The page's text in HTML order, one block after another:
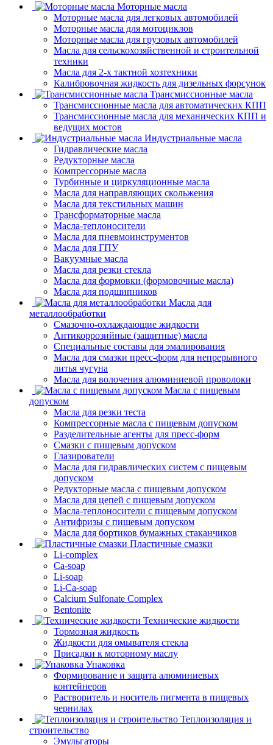
Моторные масла
Моторные масла для легковых автомобилей
Моторные масла для мотоциклов
Моторные масла для грузовых автомобилей
Масла для сельскохозяйственной и строительной
техники
Масла для 2-х тактной хозтехники
Калибровочная жидкость для дизельных форсунок
Трансмиссионные масла
Трансмиссионные масла для автоматических КПП
Трансмиссионные масла для механических КПП и
ведущих мостов
Индустриальные масла
Гидравлические масла
Редукторные масла
Компрессорные масла
Турбинные и циркуляционные масла
Масла для направляющих скольжения
Масла для текстильных машин
Трансформаторные масла
Масла-теплоносители
Масла для пневмоинструментов
Масла для ГПУ
Вакуумные масла
Масла для резки стекла
Масла для формовки (формовочные масла)
Масла для подшипников
Масла для
металлообработки
Смазочно-охлаждающие жидкости
Антикоррозийные (защитные) масла
Специальные составы для эмалирования
Масла для смазки пресс-форм для непрерывного
литья чугуна
Масла для волочения алюминиевой проволоки
Масла с пищевым
допуском
Масла для резки теста
Компрессорные масла с пищевым допуском
Разделительные агенты для пресс-форм
Смазки с пищевым допуском
Глазирователи
Масла для гидравлических систем с пищевым
допуском
Редукторные масла с пищевым допуском
Масла для цепей с пищевым допуском
Масла-теплоносители с пищевым допуском
Антифризы с пищевым допуском
Масла для бортиков бумажных стаканчиков
Пластичные смазки
Li-complex
Ca-soap
Li-soap
Li-Ca-soap
Calcium Sulfonate Complex
Bentonite
Технические жидкости
Тормозная жидкость
Жидкости для омывателя стекла
Присадки к моторному маслу
Упаковка
Формирование и защита алюминиевых
контейнеров
Растворитель и носитель пигмента в пищевых
чернилах
Теплоизоляция и
строительство
Эмульгаторы